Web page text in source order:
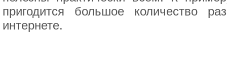
пригодится большое количество
интернете.